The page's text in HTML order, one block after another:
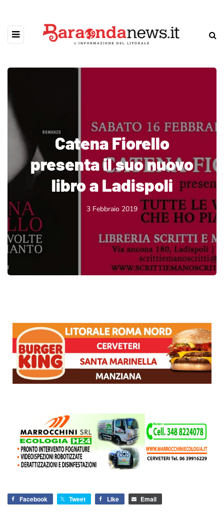
Catena Fiorello
presenta il suo nuovo
libro a Ladispoli
3 Febbraio 2019
Facebook Tweet Like Email